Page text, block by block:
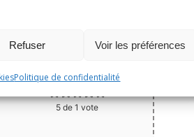
Refuser Voir les préférences
Politique de confidentialité
Print
5 de 1 vote